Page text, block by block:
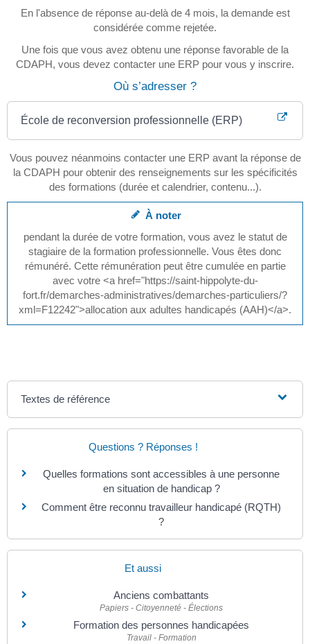
En l'absence de réponse au-delà de 4 mois, la demande est
considérée comme rejetée.
Une fois que vous avez obtenu une réponse favorable de la
CDAPH, vous devez contacter une ERP pour vous y inscrire.
Où s’adresser ?
École de reconversion professionnelle (ERP)
Vous pouvez néanmoins contacter une ERP avant la réponse de
la CDAPH pour obtenir des renseignements sur les spécificités
des formations (durée et calendrier, contenu...).
À noter
pendant la durée de votre formation, vous avez le statut de
stagiaire de la formation professionnelle. Vous êtes donc
rémunéré. Cette rémunération peut être cumulée en partie
avec votre <a href="https://saint-hippolyte-du-
fort.fr/demarches-administratives/demarches-particuliers/?
xml=F12242">allocation aux adultes handicapés (AAH)</a>.
Textes de référence
Questions ? Réponses !
Quelles formations sont accessibles à une personne
en situation de handicap ?
Comment être reconnu travailleur handicapé (RQTH)
?
Et aussi
Anciens combattants
Papiers - Citoyenneté - Élections
Formation des personnes handicapées
Travail - Formation